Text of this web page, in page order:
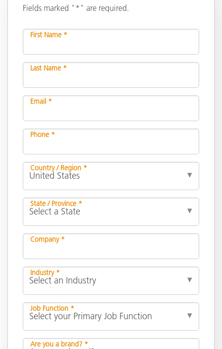
Fields marked "*" are required.
First Name *
Last Name *
Email *
Phone *
Country / Region *
State / Province *
Company *
Industry *
Job Function *
Are you a brand? *